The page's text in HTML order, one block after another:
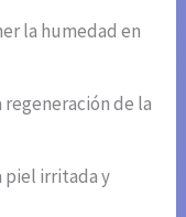
la humedad en
de la
piel irritada y